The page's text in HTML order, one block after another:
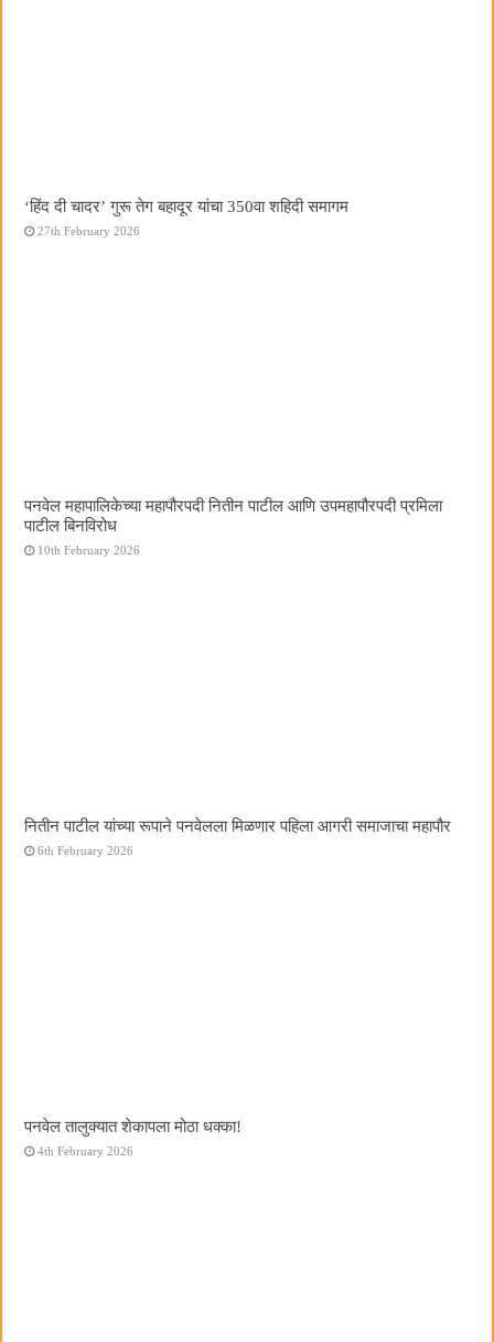
‘हिंद दी चादर’ गुरू तेग बहादूर यांचा 350वा शहिदी समागम
27th February 2026
पनवेल महापालिकेच्या महापौरपदी नितीन पाटील आणि उपमहापौरपदी प्रमिला
पाटील बिनविरोध
10th February 2026
नितीन पाटील यांच्या रूपाने पनवेलला मिळणार पहिला आगरी समाजाचा महापौर
6th February 2026
पनवेल तालुक्यात शेकापला मोठा धक्का!
4th February 2026